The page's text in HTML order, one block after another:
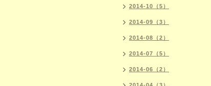
2014-10（5）
2014-09（3）
2014-08（2）
2014-07（5）
2014-06（2）